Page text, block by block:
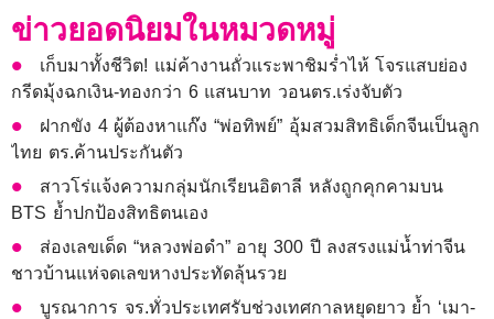
ข่าวยอดนิยมในหมวดหมู่
เก็บมาทั้งชีวิต! แม่ค้างานถั่วแระพาชิมร่ำไห้ โจรแสบย่อง
กรีดมุ้งฉกเงิน-ทองกว่า 6 แสนบาท วอนตร.เร่งจับตัว
ฝากขัง 4 ผู้ต้องหาแก๊ง “พ่อทิพย์” อุ้มสวมสิทธิเด็กจีนเป็นลูก
ไทย ตร.ค้านประกันตัว
สาวโร่แจ้งความกลุ่มนักเรียนอิตาลี หลังถูกคุกคามบน
BTS ย้ำปกป้องสิทธิตนเอง
ส่องเลขเด็ด “หลวงพ่อดำ” อายุ 300 ปี ลงสรงแม่น้ำท่าจีน
ชาวบ้านแห่จดเลขหางประทัดลุ้นรวย
บูรณาการ จร.ทั่วประเทศรับช่วงเทศกาลหยุดยาว ย้ำ ‘เมา-